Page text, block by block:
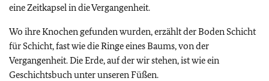
eine Zeitkapsel in die Vergangenheit.
Wo ihre Knochen gefunden wurden, erzählt der Boden Schicht
für Schicht, fast wie die Ringe eines Baums, von der
Vergangenheit. Die Erde, auf der wir stehen, ist wie ein
Geschichtsbuch unter unseren Füßen.